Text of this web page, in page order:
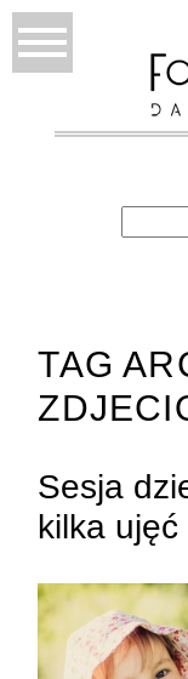
Szukaj:
TAG
Sesja
kilka ujęć